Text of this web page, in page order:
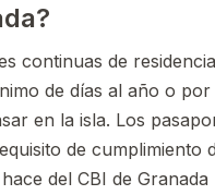
continuas de
de días al año o
en la isla. Los
de cumplimiento
del CBI de